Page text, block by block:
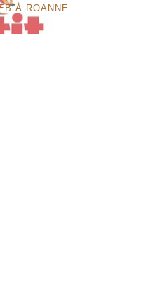
À ROANNE